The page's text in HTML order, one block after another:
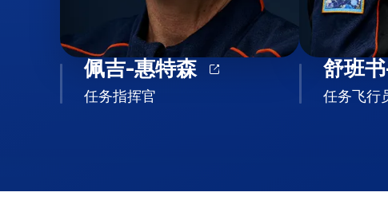
佩吉-惠特森
任务指挥官
舒班
任务飞行